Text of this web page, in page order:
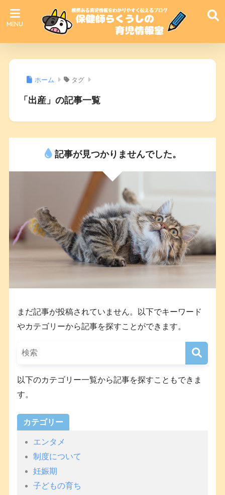
ホーム タグ
「出産」の記事一覧
記事が見つかりませんでした。
まだ記事が投稿されていません。以下でキーワード
やカテゴリーから記事を探すことができます。
以下のカテゴリー一覧から記事を探すこともできま
す。
カテゴリー
エンタメ
制度について
妊娠期
子どもの育ち